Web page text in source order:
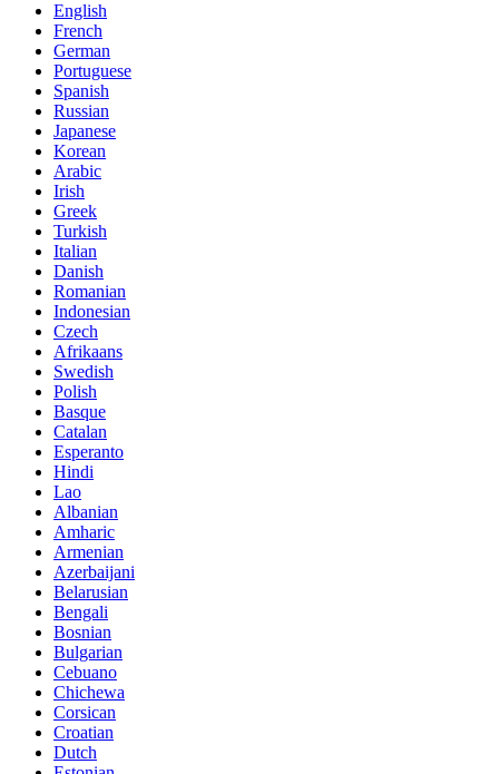
English
French
German
Portuguese
Spanish
Russian
Japanese
Korean
Arabic
Irish
Greek
Turkish
Italian
Danish
Romanian
Indonesian
Czech
Afrikaans
Swedish
Polish
Basque
Catalan
Esperanto
Hindi
Lao
Albanian
Amharic
Armenian
Azerbaijani
Belarusian
Bengali
Bosnian
Bulgarian
Cebuano
Chichewa
Corsican
Croatian
Dutch